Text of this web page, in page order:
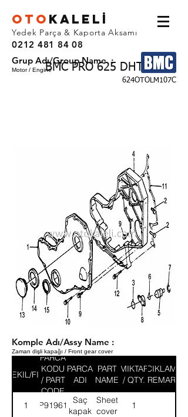
OTO KALEL İ
Yedek Parça & Kaporta Aksamı
0212 481 84 08
BMC PRO 625 DHT
Grup Adı/Group Name :
Motor / Engine
624OTOLM107C
Komple Adı/Assy Name :
Zaman dişli kapağı / Front gear cover
SEKIL/FIG
PARCA
KODU
/ PART
CODE
PARCA
ADI
PART
NAME
MIKTAR
/ QTY.
ACIKLAMA
/ REMARK
1 9P919612
Saç
kapak
Sheet
cover
1